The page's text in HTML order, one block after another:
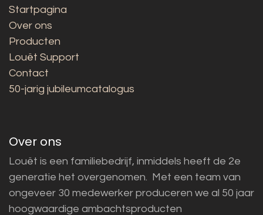
Startpagina
Over ons
Producten
Louët Support
Contact
50-jarig jubileumcatalogus
Over ons
Louët is een familiebedrijf, inmiddels heeft de 2e
generatie het overgenomen. Met een team van
ongeveer 30 medewerker produceren we al 50 jaar
hoogwaardige ambachtsproducten